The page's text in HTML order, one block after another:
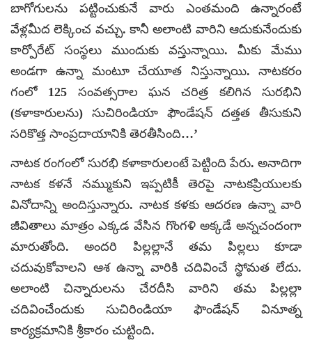
బాగోగులను పట్టించుకునే వారు ఎంతమంది ఉన్నారంటే
వేళ్లమీద లెక్కించ వచ్చు. కానీ అలాంటి వారిని ఆదుకునేందుకు
కార్పోరేట్‌ సంస్థలు ముందుకు వస్తున్నాయి. మీకు మేము
అండగా ఉన్నా మంటూ చేయూత నిస్తున్నాయి. నాటకరం
గంలో 125 సంవత్సరాల ఘన చరిత్ర కలిగిన సురభిని
(కళాకారులను) సుచిరిండియా ఫౌండేషన్‌ దత్తత తీసుకుని
సరికొత్త సాంప్రదాయానికి తెరతీసింది…’
నాటక రంగంలో సురభి కళాకారులంటే పెట్టింది పేరు. అనాదిగా
నాటక కళనే నమ్ముకుని ఇప్పటికీ తెరపై నాటకప్రియులకు
వినోదాన్ని అందిస్తున్నారు. నాటక కళకు ఆదరణ ఉన్నా వారి
జీవితాలు మాత్రం ఎక్కడ వేసిన గొంగళి అక్కడే అన్నచందంగా
మారుతోంది. అందరి పిల్లల్లానే తమ పిల్లలు కూడా
చదువుకోవాలని ఆశ ఉన్నా వారికి చదివించే స్థోమత లేదు.
అలాంటి చిన్నారులను చేరదీసి వారిని తమ పిల్లల్లా
చదివించేందుకు సుచిరిండియా ఫౌండేషన్‌ వినూత్న
కార్యక్రమానికి శ్రీకారం చుట్టింది.